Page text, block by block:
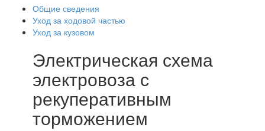
Общие сведения
Уход за ходовой частью
Уход за кузовом
Электрическая схема
электровоза с
рекуперативным
торможением